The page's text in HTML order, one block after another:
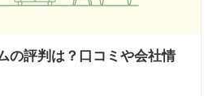
の評判は？口コミや会社情